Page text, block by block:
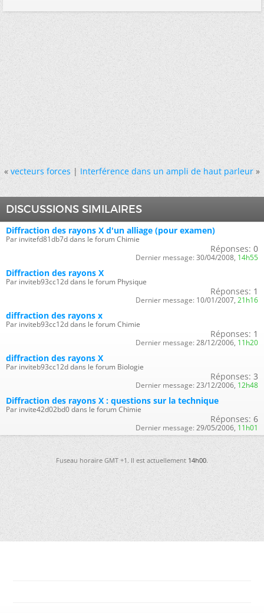
« vecteurs forces|Interférence dans un ampli de haut parleur »
DISCUSSIONS SIMILAIRES
Diffraction des rayons X d'un alliage (pour examen)
Par invitefd81db7d dans le forum Chimie
Réponses: 0
Dernier message: 30/04/2008, 14h55
Diffraction des rayons X
Par inviteb93cc12d dans le forum Physique
Réponses: 1
Dernier message: 10/01/2007, 21h16
diffraction des rayons x
Par inviteb93cc12d dans le forum Chimie
Réponses: 1
Dernier message: 28/12/2006, 11h20
diffraction des rayons X
Par inviteb93cc12d dans le forum Biologie
Réponses: 3
Dernier message: 23/12/2006, 12h48
Diffraction des rayons X : questions sur la technique
Par invite42d02bd0 dans le forum Chimie
Réponses: 6
Dernier message: 29/05/2006, 11h01
Fuseau horaire GMT +1. Il est actuellement 14h00.